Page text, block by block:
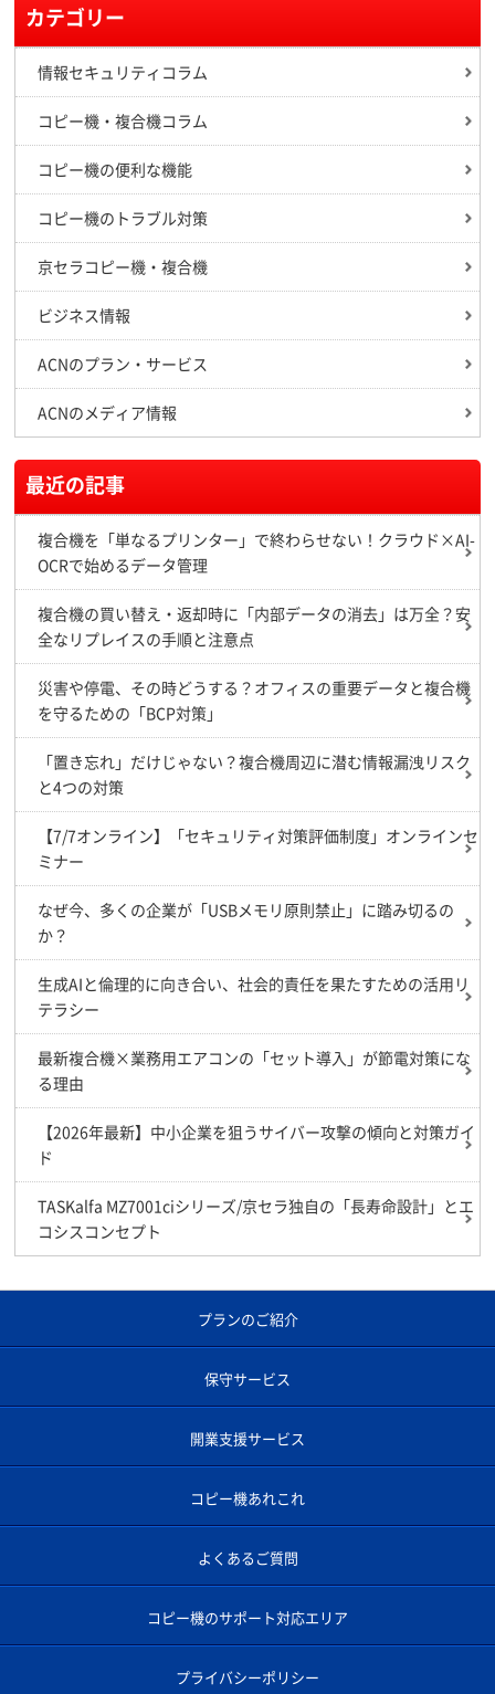
カテゴリー
情報セキュリティコラム
コピー機・複合機コラム
コピー機の便利な機能
コピー機のトラブル対策
京セラコピー機・複合機
ビジネス情報
ACNのプラン・サービス
ACNのメディア情報
最近の記事
複合機を「単なるプリンター」で終わらせない！クラウド×AI-
OCRで始めるデータ管理
複合機の買い替え・返却時に「内部データの消去」は万全？安
全なリプレイスの手順と注意点
災害や停電、その時どうする？オフィスの重要データと複合機
を守るための「BCP対策」
「置き忘れ」だけじゃない？複合機周辺に潜む情報漏洩リスク
と4つの対策
【7/7オンライン】「セキュリティ対策評価制度」オンラインセ
ミナー
なぜ今、多くの企業が「USBメモリ原則禁止」に踏み切るの
か？
生成AIと倫理的に向き合い、社会的責任を果たすための活用リ
テラシー
最新複合機×業務用エアコンの「セット導入」が節電対策にな
る理由
【2026年最新】中小企業を狙うサイバー攻撃の傾向と対策ガイ
ド
TASKalfa MZ7001ciシリーズ/京セラ独自の「長寿命設計」とエ
コシスコンセプト
プランのご紹介
保守サービス
開業支援サービス
コピー機あれこれ
よくあるご質問
コピー機のサポート対応エリア
プライバシーポリシー